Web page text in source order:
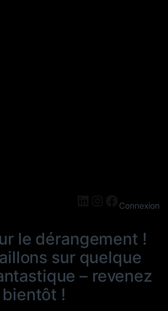
LinkedIn
Instagram
Connexion
le dérangement !
sur quelque
– revenez
bientôt !